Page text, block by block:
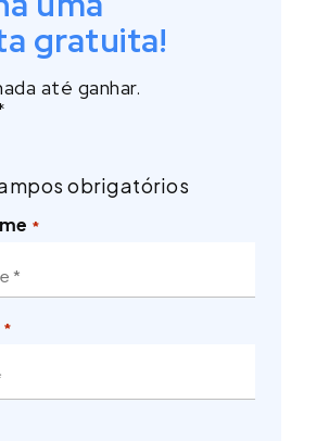
gratuita!
até ganhar.
obrigatórios
*
*